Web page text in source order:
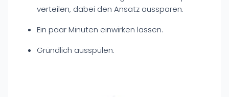
verteilen, dabei den Ansatz aussparen.
Ein paar Minuten einwirken lassen.
Gründlich ausspülen.